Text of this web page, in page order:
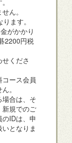
ん。
ます。
がかかり
2200円税
くださ
コース会員
。
場合は、そ
新規でのご
IDは、申
となりま